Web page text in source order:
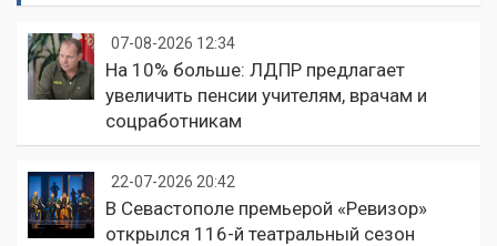
07-08-2026 12:34
На 10% больше: ЛДПР предлагает
увеличить пенсии учителям, врачам и
соцработникам
22-07-2026 20:42
В Севастополе премьерой «Ревизор»
открылся 116-й театральный сезон